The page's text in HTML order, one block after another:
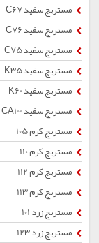
مستربچ سفید C67
مستربچ سفید C76
مستربچ سفید C75
مستربچ سفید K35
مستربچ سفید K60
مستربچ سفید CA100
مستربچ کرم 105
مستربچ کرم 110
مستربچ کرم 112
مستربچ کرم 113
مستربچ زرد 101
مستربچ زرد 123